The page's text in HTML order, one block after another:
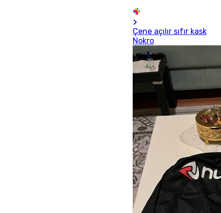
Çene açılır sıfır kask
Nokro